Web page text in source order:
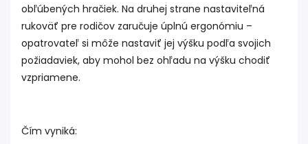
obľúbených hračiek. Na druhej strane nastaviteľná
rukoväť pre rodičov zaručuje úplnú ergonómiu –
opatrovateľ si môže nastaviť jej výšku podľa svojich
požiadaviek, aby mohol bez ohľadu na výšku chodiť
vzpriamene.
Čím vyniká: